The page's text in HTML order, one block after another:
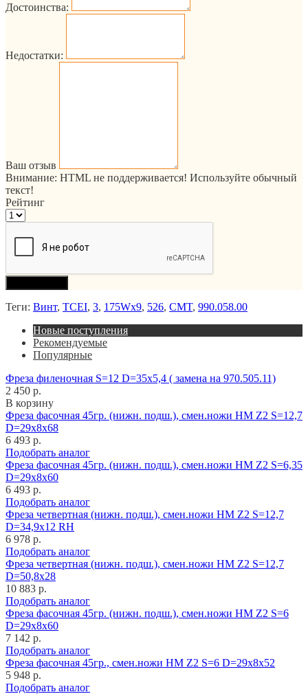
Достоинства:
Недостатки:
Ваш отзыв
Внимание: HTML не поддерживается! Используйте обычный
текст!
Рейтинг
Теги: Винт, TCEI, 3, 175Wx9, 526, CMT, 990.058.00
Новые поступления
Рекомендуемые
Популярные
Фреза филеночная S=12 D=35x5,4 ( замена на 970.505.11)
2 450 р.
В корзину
Фреза фасочная 45гр. (нижн. подш.), смен.ножи HM Z2 S=12,7
D=29x8x68
6 493 р.
Подобрать аналог
Фреза фасочная 45гр. (нижн. подш.), смен.ножи HM Z2 S=6,35
D=29x8x60
6 493 р.
Подобрать аналог
Фреза четвертная (нижн. подш.), смен.ножи HM Z2 S=12,7
D=34,9x12 RH
6 978 р.
Подобрать аналог
Фреза четвертная (нижн. подш.), смен.ножи HM Z2 S=12,7
D=50,8x28
10 883 р.
Подобрать аналог
Фреза фасочная 45гр. (нижн. подш.), смен.ножи HM Z2 S=6
D=29x8x60
7 142 р.
Подобрать аналог
Фреза фасочная 45гр., смен.ножи HM Z2 S=6 D=29x8x52
5 948 р.
Подобрать аналог